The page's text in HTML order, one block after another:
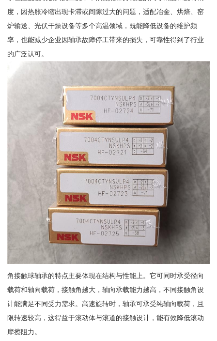
度，因热胀冷缩出现卡滞或间隙过大的问题，适配冶金、烘焙、窑
炉输送、光伏干燥设备等多个高温领域，既能降低设备的维护频
率，也能减少企业因轴承故障停工带来的损失，可靠性得到了行业
的广泛认可。
角接触球轴承的特点主要体现在结构与性能上。它可同时承受径向
载荷和轴向载荷，接触角越大，轴向承载能力越高，不同接触角设
计能满足不同受力需求。高速旋转时，轴承可承受纯轴向载荷，且
限转速较高，这得益于滚动体与滚道的接触设计，能有效降低滚动
摩擦阻力。